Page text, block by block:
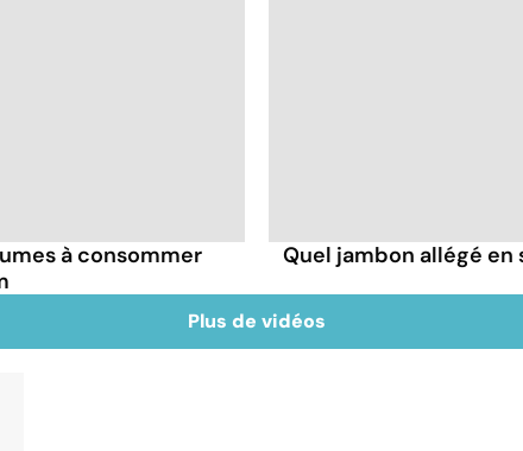
à consommer
Quel jambon allégé
Plus de vidéos